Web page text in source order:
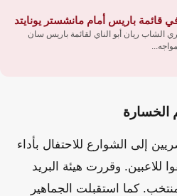
قائمة باريس أمام مانشستر يونايتد
الشاب ريان أبو الناي لقائمة باريس سان
الخسارة
إلى الشوارع للاحتفال بأداء
للاعبين. وقررت هيئة البريد
كما استقبلت الجماهير